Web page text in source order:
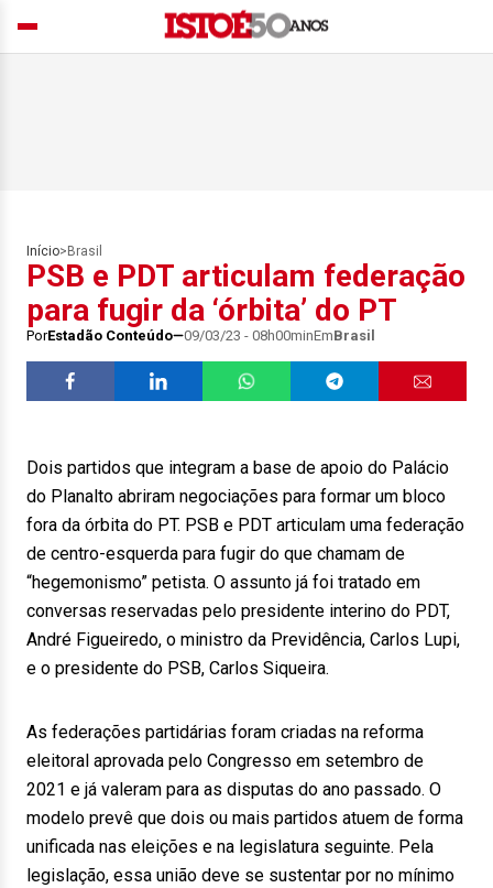
Início> Brasil
PSB e PDT articulam federação
para fugir da ‘órbita’ do PT
PorEstadão Conteúdo 09/03/23 - 08h00minEmBrasil
Dois partidos que integram a base de apoio do Palácio
do Planalto abriram negociações para formar um bloco
fora da órbita do PT. PSB e PDT articulam uma federação
de centro-esquerda para fugir do que chamam de
“hegemonismo” petista. O assunto já foi tratado em
conversas reservadas pelo presidente interino do PDT,
André Figueiredo, o ministro da Previdência, Carlos Lupi,
e o presidente do PSB, Carlos Siqueira.
As federações partidárias foram criadas na reforma
eleitoral aprovada pelo Congresso em setembro de
2021 e já valeram para as disputas do ano passado. O
modelo prevê que dois ou mais partidos atuem de forma
unificada nas eleições e na legislatura seguinte. Pela
legislação, essa união deve se sustentar por no mínimo